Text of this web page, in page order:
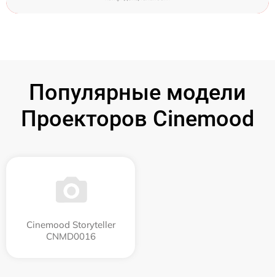
Популярные модели
Проекторов Cinemood
Cinemood Storyteller
CNMD0016